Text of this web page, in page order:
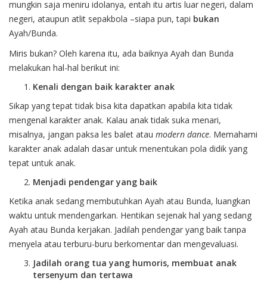
mungkin saja meniru idolanya, entah itu artis luar negeri, dalam
negeri, ataupun atlit sepakbola –siapa pun, tapi bukan
Ayah/Bunda.
Miris bukan? Oleh karena itu, ada baiknya Ayah dan Bunda
melakukan hal-hal berikut ini:
Kenali dengan baik karakter anak
Sikap yang tepat tidak bisa kita dapatkan apabila kita tidak
mengenal karakter anak. Kalau anak tidak suka menari,
misalnya, jangan paksa les balet atau modern dance. Memahami
karakter anak adalah dasar untuk menentukan pola didik yang
tepat untuk anak.
Menjadi pendengar yang baik
Ketika anak sedang membutuhkan Ayah atau Bunda, luangkan
waktu untuk mendengarkan. Hentikan sejenak hal yang sedang
Ayah atau Bunda kerjakan. Jadilah pendengar yang baik tanpa
menyela atau terburu-buru berkomentar dan mengevaluasi.
Jadilah orang tua yang humoris, membuat anak
tersenyum dan tertawa